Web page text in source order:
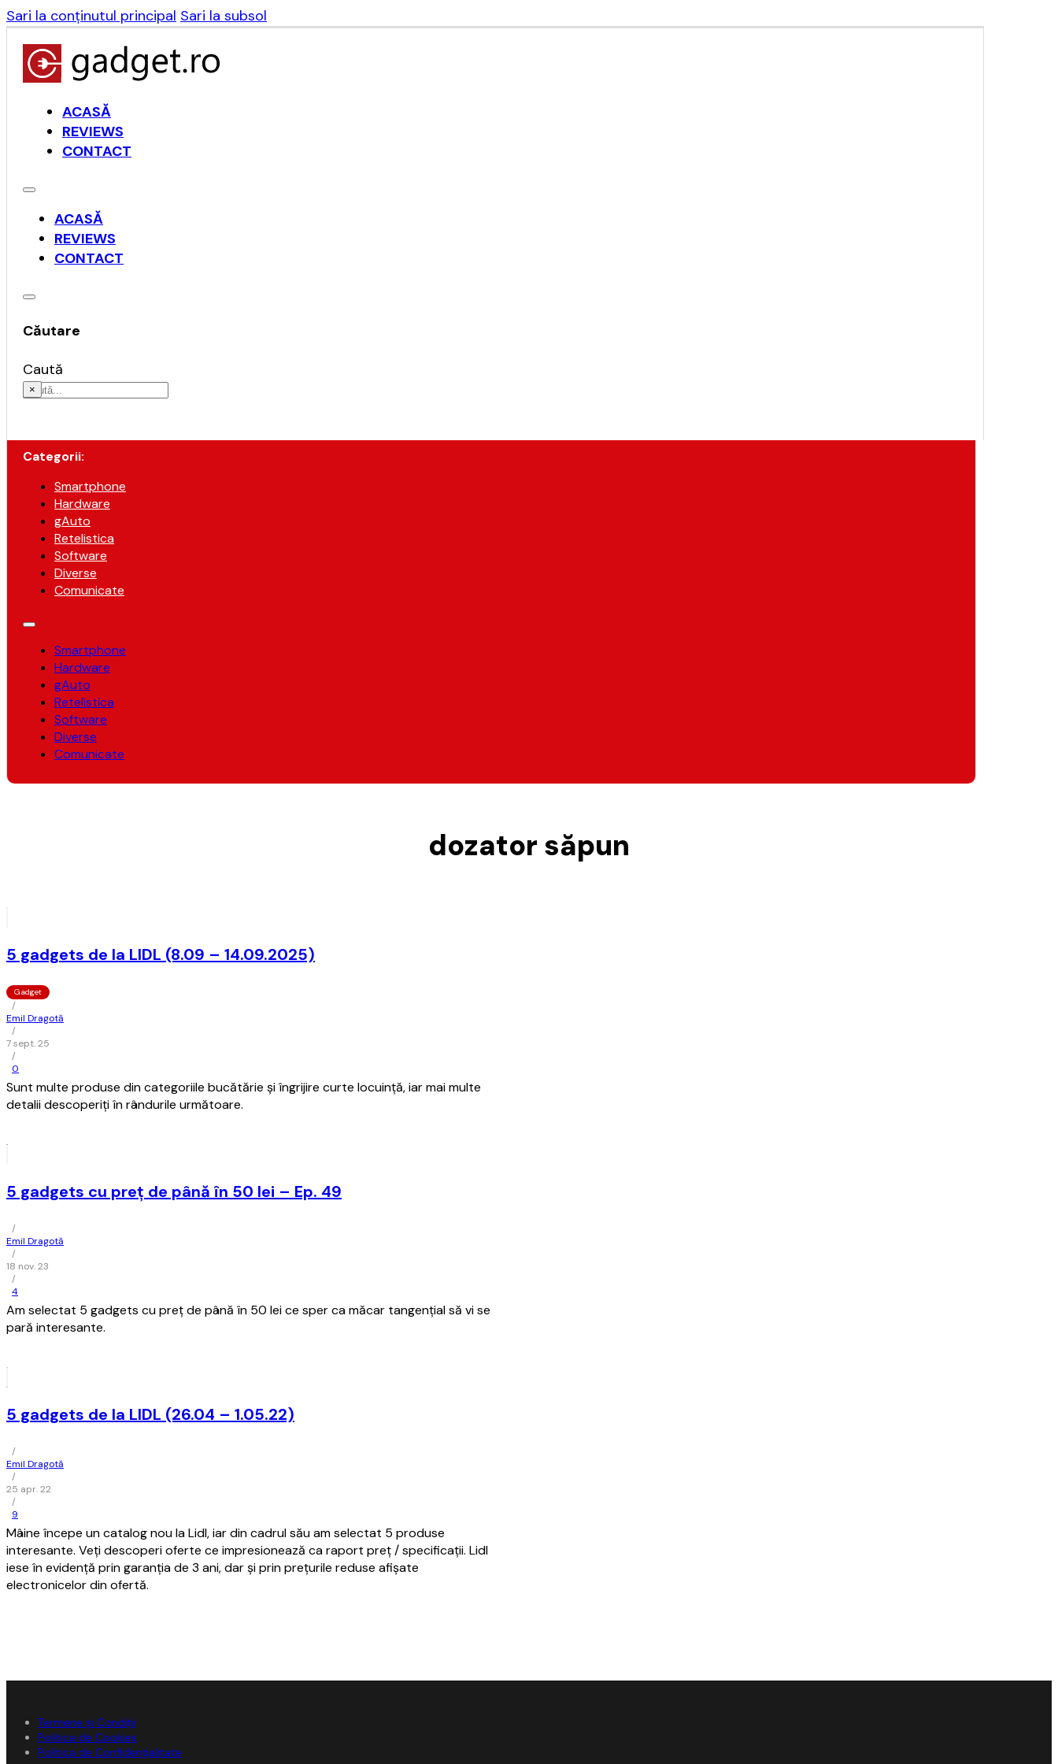
Sari la conținutul principal Sari la subsol
ACASĂ
REVIEWS
CONTACT
ACASĂ
REVIEWS
CONTACT
Căutare
Caută
×
Categorii:
Smartphone
Hardware
gAuto
Retelistica
Software
Diverse
Comunicate
Smartphone
Hardware
gAuto
Retelistica
Software
Diverse
Comunicate
dozator săpun
5 gadgets de la LIDL (8.09 – 14.09.2025)
Gadget
/
Emil Dragotă
/
7 sept. 25
/
0
Sunt multe produse din categoriile bucătărie și îngrijire curte locuință, iar mai multe
detalii descoperiți în rândurile următoare.
5 gadgets cu preț de până în 50 lei – Ep. 49
/
Emil Dragotă
/
18 nov. 23
/
4
Am selectat 5 gadgets cu preț de până în 50 lei ce sper ca măcar tangențial să vi se
pară interesante.
5 gadgets de la LIDL (26.04 – 1.05.22)
/
Emil Dragotă
/
25 apr. 22
/
9
Mâine începe un catalog nou la Lidl, iar din cadrul său am selectat 5 produse
interesante. Veți descoperi oferte ce impresionează ca raport preț / specificații. Lidl
iese în evidență prin garanția de 3 ani, dar și prin prețurile reduse afișate
electronicelor din ofertă.
Termene și Condiții
Politica de Cookies
Politica de Confidențialitate